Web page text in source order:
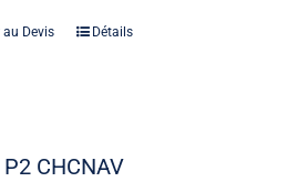
Devis Détails
P2 CHCNAV